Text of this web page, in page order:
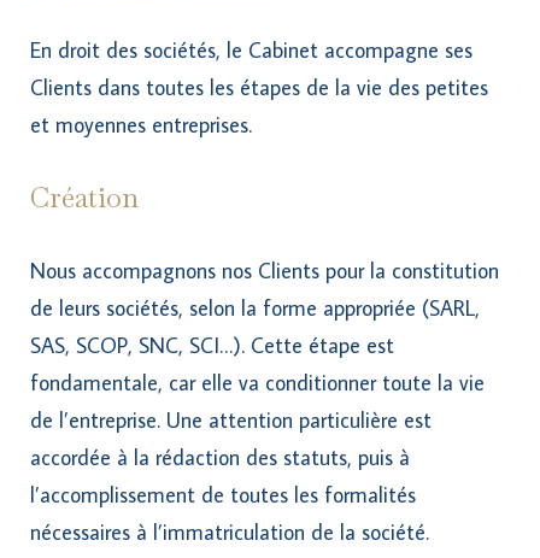
En droit des sociétés, le Cabinet accompagne ses
Clients dans toutes les étapes de la vie des petites
et moyennes entreprises.
Création
Nous accompagnons nos Clients pour la constitution
de leurs sociétés, selon la forme appropriée (SARL,
SAS, SCOP, SNC, SCI…). Cette étape est
fondamentale, car elle va conditionner toute la vie
de l’entreprise. Une attention particulière est
accordée à la rédaction des statuts, puis à
l’accomplissement de toutes les formalités
nécessaires à l’immatriculation de la société.